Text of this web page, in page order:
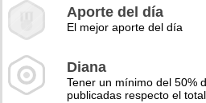
Aporte del día
El mejor aporte del día
Diana
Tener un mínimo del 50%
publicadas respecto el